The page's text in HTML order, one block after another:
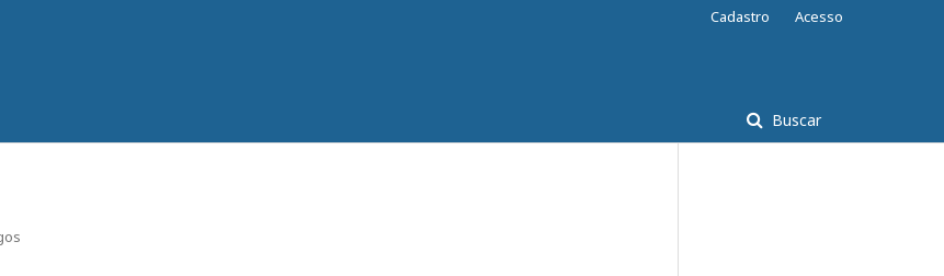
Buscar
Cadastro Acesso